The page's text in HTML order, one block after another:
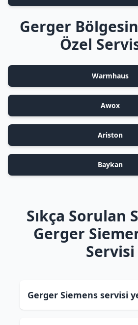
Gerger
Özel
Warmhaus
Awox
Ariston
Baykan
Sıkça Sorulan
Gerger
Servisi
Gerger Siemens servisi